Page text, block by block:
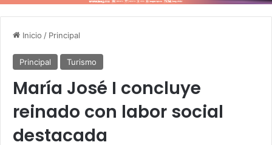
Inicio / Principal
Principal Turismo
María José I concluye
reinado con labor social
destacada